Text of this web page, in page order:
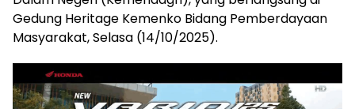
Gedung Heritage Kemenko Bidang Pemberdayaan
Masyarakat, Selasa (14/10/2025).